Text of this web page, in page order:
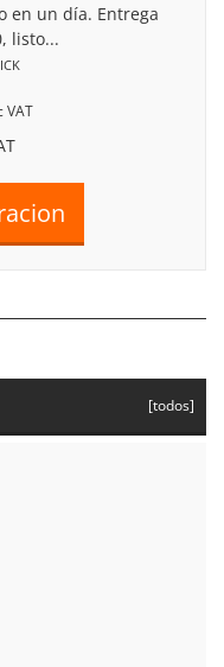
en un día. Entrega
listo...
VAT
[todos]